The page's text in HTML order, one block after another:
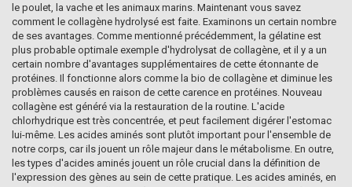
le poulet, la vache et les animaux marins. Maintenant vous savez
comment le collagène hydrolysé est faite. Examinons un certain nombre
de ses avantages. Comme mentionné précédemment, la gélatine est
plus probable optimale exemple d'hydrolysat de collagène, et il y a un
certain nombre d'avantages supplémentaires de cette étonnante de
protéines. Il fonctionne alors comme la bio de collagène et diminue les
problèmes causés en raison de cette carence en protéines. Nouveau
collagène est généré via la restauration de la routine. L'acide
chlorhydrique est très concentrée, et peut facilement digérer l'estomac
lui-même. Les acides aminés sont plutôt important pour l'ensemble de
notre corps, car ils jouent un rôle majeur dans le métabolisme. En outre,
les types d'acides aminés jouent un rôle crucial dans la définition de
l'expression des gènes au sein de cette pratique. Les acides aminés, en